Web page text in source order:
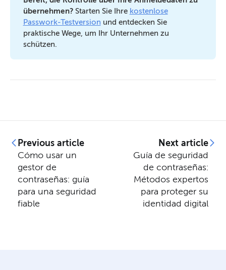
übernehmen?Starten Sie Ihre kostenlose
Passwork-Testversion und entdecken Sie
praktische Wege, um Ihr Unternehmen zu
schützen.
Previous article
Cómo usar un
gestor de
contraseñas: guía
para una seguridad
fiable
Next article
Guía de seguridad
de contraseñas:
Métodos expertos
para proteger su
identidad digital